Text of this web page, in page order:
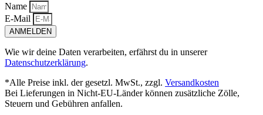
Name
E-Mail
ANMELDEN
Wie wir deine Daten verarbeiten, erfährst du in unserer
Datenschutzerklärung.
*Alle Preise inkl. der gesetzl. MwSt., zzgl. Versandkosten
Bei Lieferungen in Nicht-EU-Länder können zusätzliche Zölle,
Steuern und Gebühren anfallen.